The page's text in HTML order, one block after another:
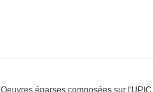
Oeuvres éparses composées sur